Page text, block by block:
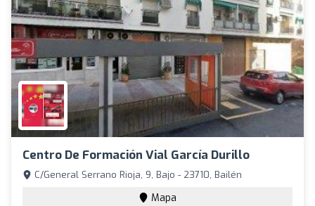
Centro De Formación Vial García Durillo
C/General Serrano Rioja, 9, Bajo - 23710, Bailén
Mapa